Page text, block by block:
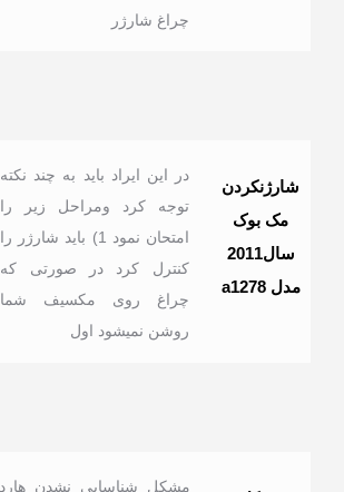
چراغ شارژر
شارژنکردن
مک بوک
سال2011
مدل a1278
در این ایراد باید به چند نکته
توجه کرد ومراحل زیر را
امتحان نمود 1) باید شارژر را
کنترل کرد در صورتی که
چراغ روی مکسیف شما
روشن نمیشود اول
مشکل شناسایی نشدن هارد